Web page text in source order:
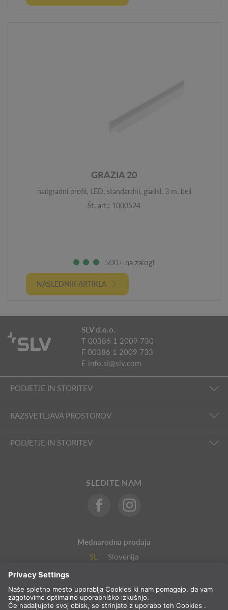
GRAZIA 20
nadgradni profil, LED, standardni, gladki, 3 m, beli
Št. art.: 1000524
500+ na zalogi
NASLEDNIK ARTIKLA
SLV d.o.o.
T 00386 1 2009 730
F 00386 1 2009 733
E info.si@slv.com
PODJETJE IN STORITEV
RAZSVETLJAVA PROSTOROV
PODJETJE IN STORITEV
SLEDITE NAM
Mednarodna prodaja
SL
Slovenija
* vljučno z 22 % DDV in stroški pošiljanja. Cena samo za